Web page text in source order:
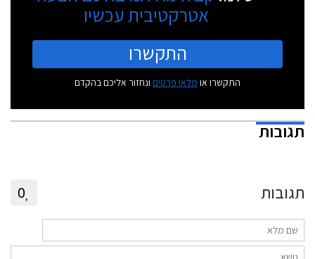
אטרקטיבית עכשיו
התקשרו
התקשרו או מלאו פרטים ונחזור אליכם בהקדם
תגובות
תגובות 0